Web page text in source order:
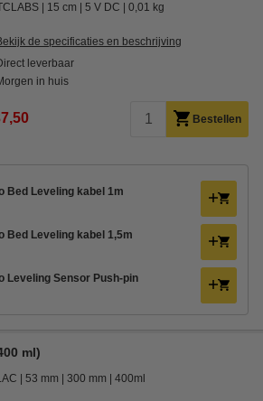
15 cm 5 V DC 0,01 kg
de specificaties en beschrijving
leverbaar
in huis
Bestellen
Bed Leveling kabel 1m
Bed Leveling kabel 1,5m
Leveling Sensor Push-pin
ml)
53 mm 300 mm 400ml